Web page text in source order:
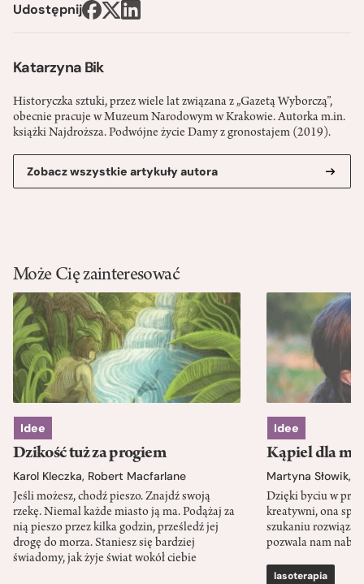
Katarzyna Bik
Historyczka sztuki, przez wiele lat związana z „Gazetą Wyborczą”,
obecnie pracuje w Muzeum Narodowym w Krakowie. Autorka m.in.
książki Najdroższa. Podwójne życie Damy z gronostajem (2019).
Zobacz wszystkie artykuły autora
Udostępnij
Może Cię zainteresować
Idee
Dzikość tuż za progiem
Karol Kleczka, Robert Macfarlane
Jeśli możesz, chodź pieszo. Znajdź swoją
rzekę. Niemal każde miasto ją ma. Podążaj za
nią pieszo przez kilka godzin, prześledź jej
drogę do morza. Staniesz się bardziej
świadomy, jak żyje świat wokół ciebie
Idee
Kąpiel dla
Martyna Słowik,
Dzięki byciu w
kreatywni, ona
szukaniu
pozwala nam
lasoterapia